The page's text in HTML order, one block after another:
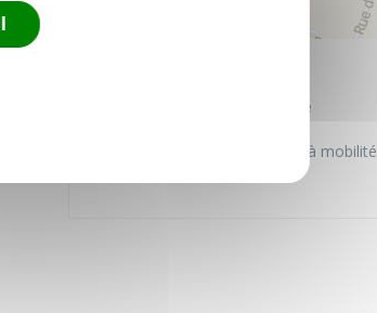
24130 Prigonrieux - France
Accessible aux personnes à mobilité